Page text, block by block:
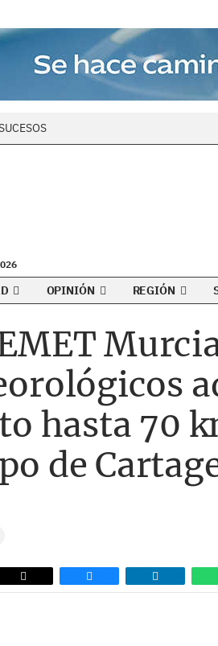
OPINIÓN REGIÓN
hasta 70
de